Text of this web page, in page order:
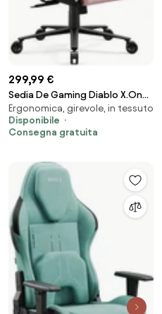
299,99 €
Sedia De Gaming Diablo X.One
Prime, Normal Size, Akira Pink
Ergonomica, girevole, in tessuto
Disponibile
Consegna gratuita